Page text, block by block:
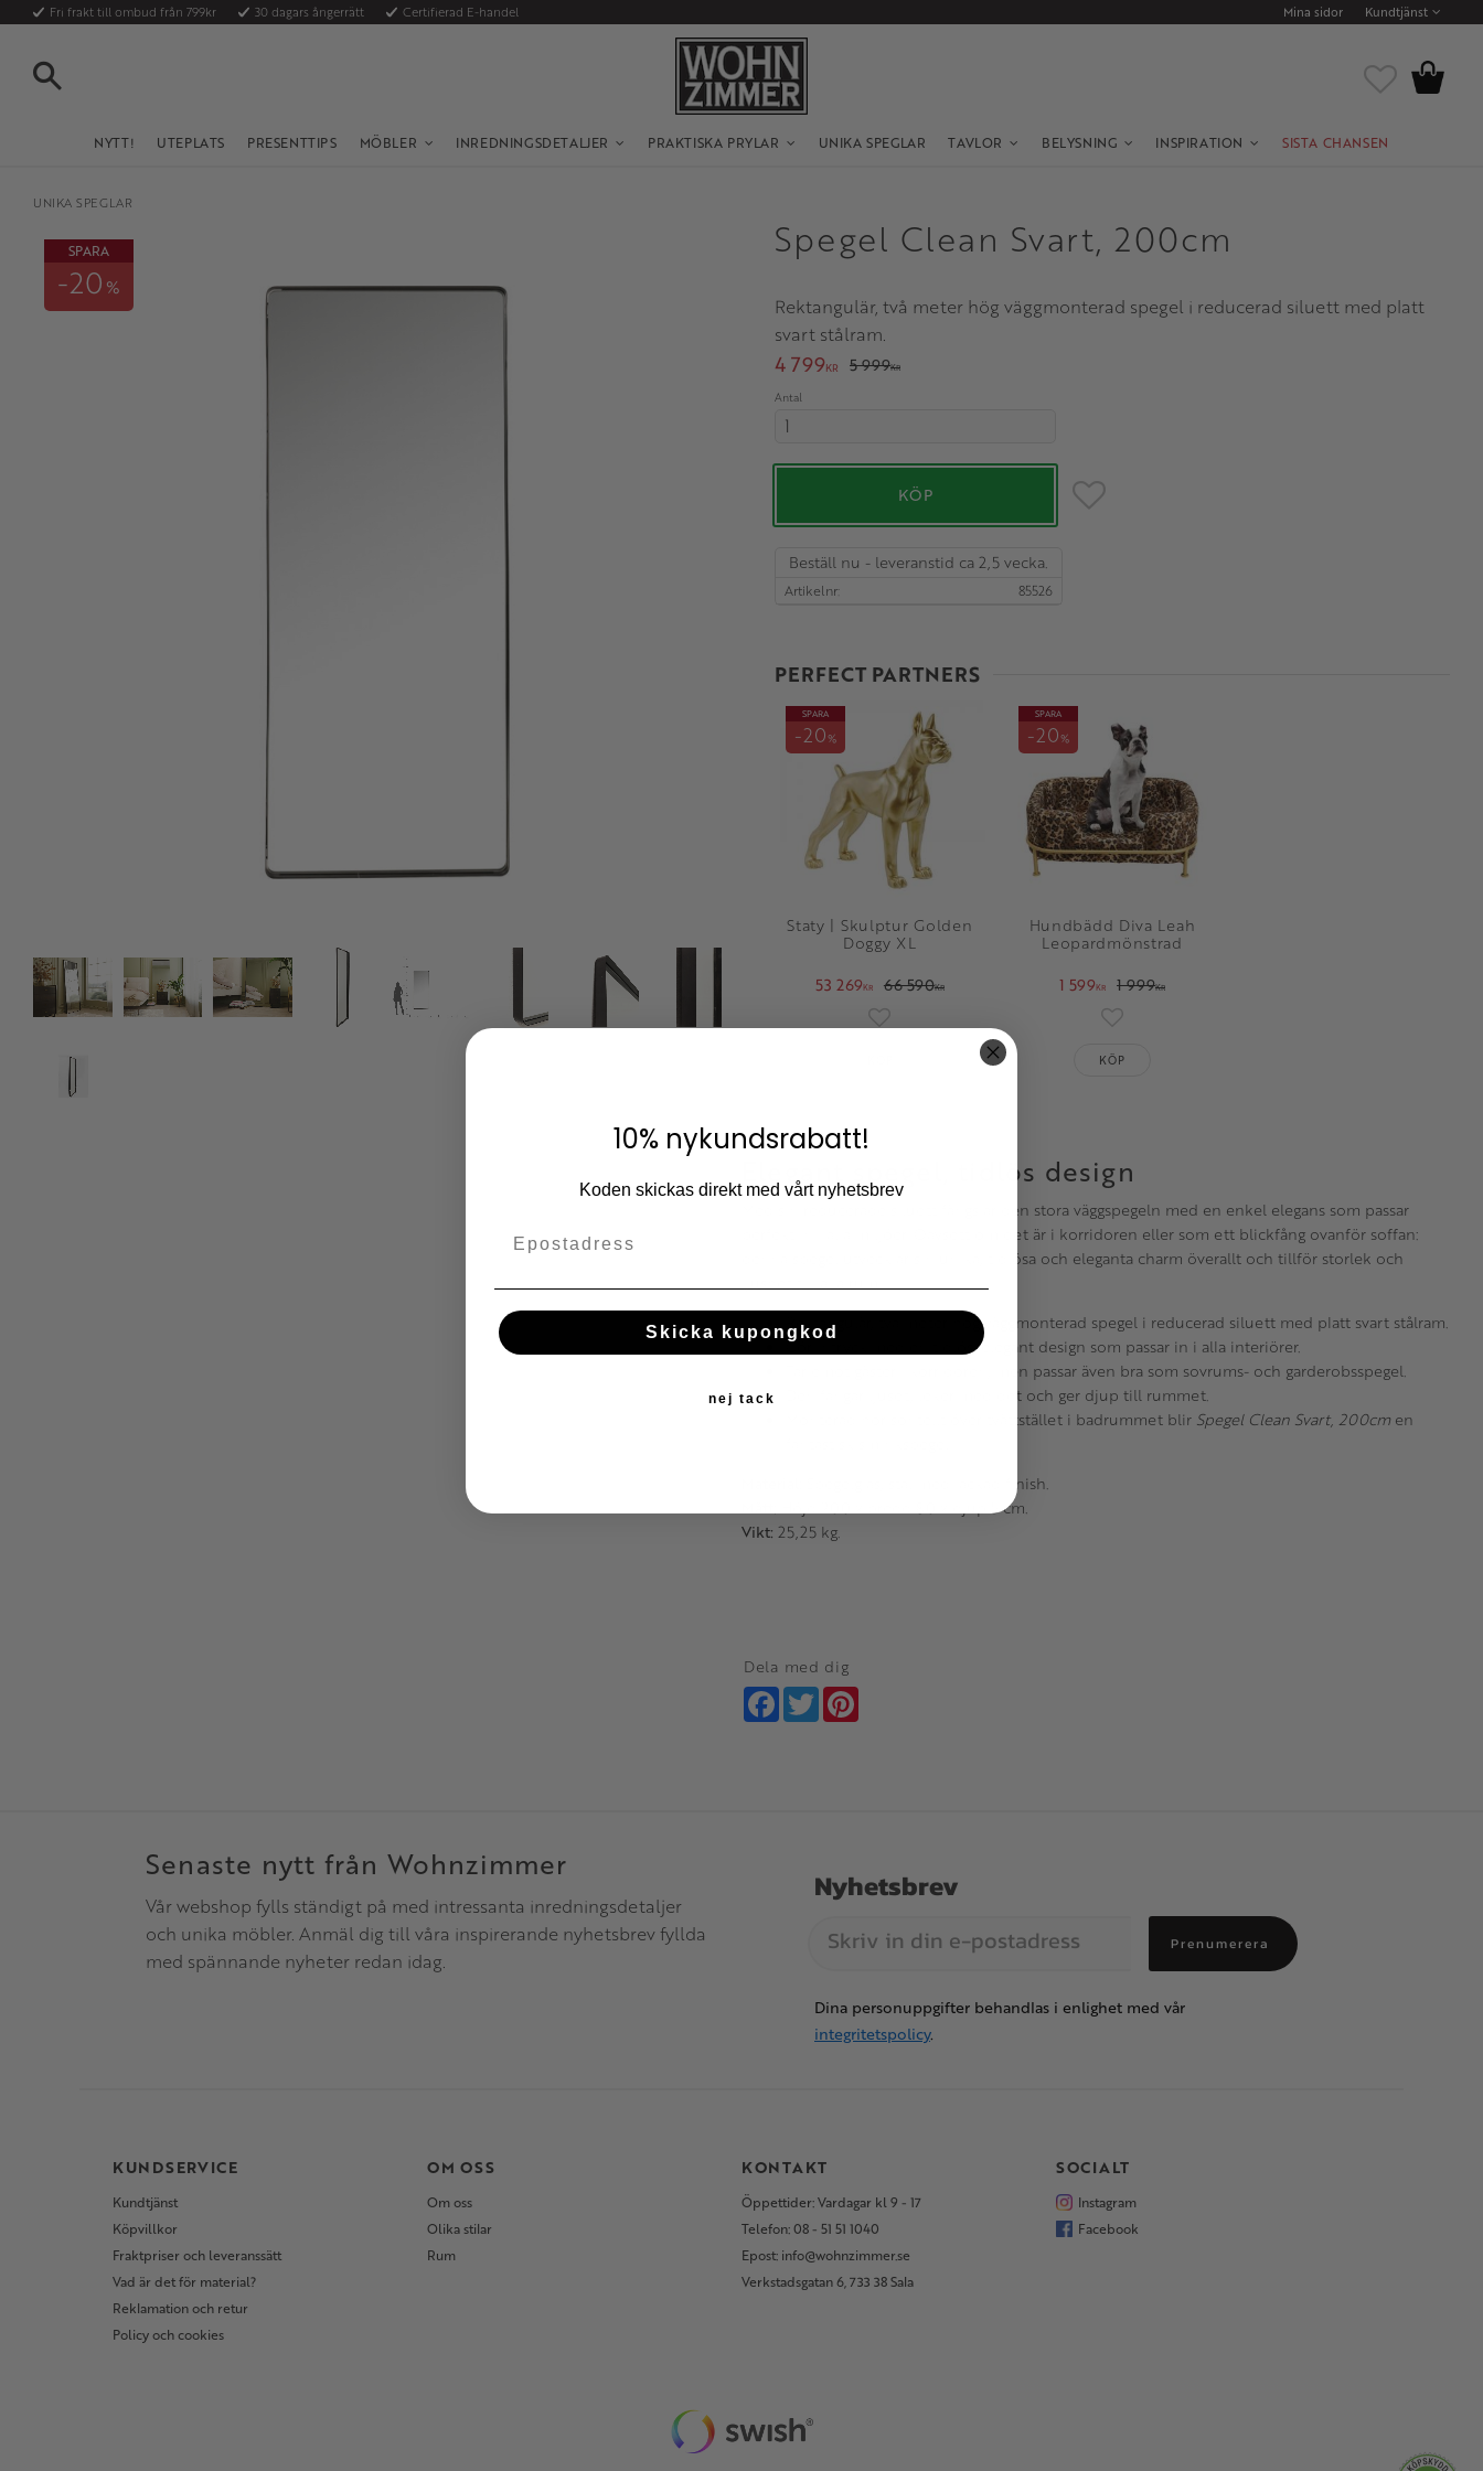
Fri frakt till ombud från 799kr 30 dagars ångerrätt Certifierad E-handel Mina sidor Kundtjänst
NYTT! UTEPLATS PRESENTTIPS MÖBLER INREDNINGSDETALJER PRAKTISKA PRYLAR UNIKA SPEGLAR TAVLOR BELYSNING INSPIRATION SISTA CHANSEN
Favoriter
Kundvagn
UNIKA SPEGLAR
Spegel Clean Svart, 200cm
Rektangulär, två meter hög väggmonterad spegel i reducerad siluett med platt
svart stålram.
SPARA
20 %
Nedsatt pris:
4 799KR Ordinarie pris:
5 999KR
Antal
KÖP Lägg till i favoriter
Beställ nu - leveranstid ca 2,5 vecka.
Artikelnr 85526
PERFECT PARTNERS
Staty | Skulptur Golden
Doggy XL
53 269KR 66 590KR
SPARA
20%
Lägg till i favoriter
Hundbädd Diva Leah
Leopardmönstrad
1 599KR 1 999KR
SPARA
20%
KÖP
Elegant spegel, tidlös design
Med sin reducerade siluett fängslar den stora väggspegeln med en enkel elegans som passar
perfekt in i alla miljöer. Oavsett om det är i korridoren eller som ett blickfång ovanför soffan:
denna spegel utvecklar sin unika, tidlösa och eleganta charm överallt och tillför storlek och
Rektangulär, två meter hög väggmonterad spegel i reducerad siluett med platt svart stålram.
Gör intryck med en tidlös, elegant design som passar in i alla interiörer.
Tar emot gäster i korridoren, men passar även bra som sovrums- och garderobsspegel.
Den fångar ljuset, leker med det och ger djup till rummet.
Monterad horisontellt över tvättstället i badrummet blir Spegel Clean Svart, 200cm en
Spegelglas, stål med lackad finish.
Höjd 200 x bredd 80 x djup 5 cm.
Vikt: 25,25 kg.
Dela med dig
Facebook
Twitter
Senaste nytt från Wohnzimmer
Vår webshop fylls ständigt på med intressanta inredningsdetaljer
och unika möbler. Anmäl dig till våra inspirerande nyhetsbrev fyllda
med spännande nyheter redan idag.
Nyhetsbrev
Prenumerera
Dina personuppgifter behandlas i enlighet med vår
integritetspolicy.
KUNDSERVICE
Kundtjänst
Köpvillkor
Fraktpriser och leveranssätt
Vad är det för material?
Reklamation och retur
Policy och cookies
OM OSS
Om oss
Olika stilar
Rum
KONTAKT
Öppettider: Vardagar kl 9 - 17
Telefon: 08 - 51 51 1040
Epost: info@wohnzimmer.se
Verkstadsgatan 6, 733 38 Sala
SOCIALT
Instagram
Facebook
10% nykundsrabatt!
Koden skickas direkt med vårt nyhetsbrev
Skicka kupongkod
nej tack